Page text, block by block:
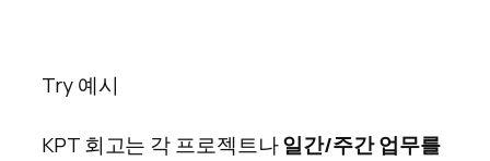
Try 예시
KPT 회고는 각 프로젝트나일간/주간 업무를